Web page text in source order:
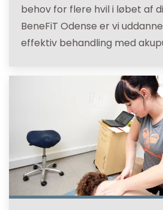
behov for flere hvil i løbet af
BeneFiT Odense er vi
effektiv behandling med